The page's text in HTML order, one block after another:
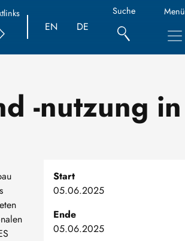
EN DE
Suche Menü
-nutzung in
Start
05.06.2025
Ende
05.06.2025